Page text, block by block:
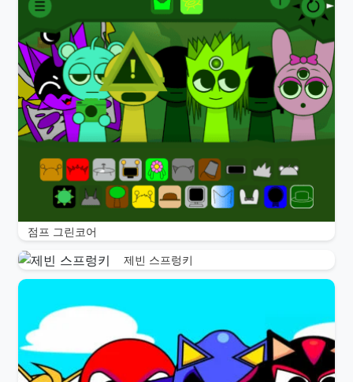
점프 그린코어
제빈 스프렁키